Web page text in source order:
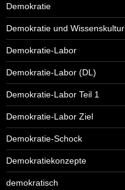
Demokratie
Demokratie und Wissenskultur
Demokratie-Labor
Demokratie-Labor (DL)
Demokratie-Labor Teil 1
Demokratie-Labor Ziel
Demokratie-Schock
Demokratiekonzepte
demokratisch